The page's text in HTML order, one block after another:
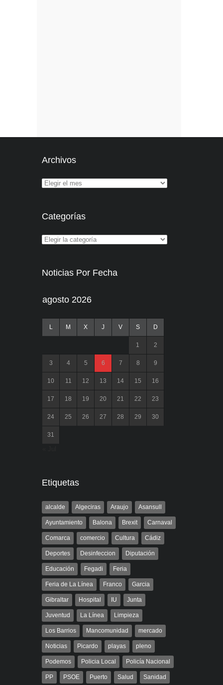
Archivos
Categorías
Noticias Por Fecha
agosto 2026
L M X J V S D
1 2
3 4 5 6 7 8 9
10 11 12 13 14 15 16
17 18 19 20 21 22 23
24 25 26 27 28 29 30
31
Etiquetas
alcalde Algeciras Araujo Asansull
Ayuntamiento Balona Brexit Carnaval
Comarca comercio Cultura Cádiz
Deportes Desinfeccion Diputación
Educación Fegadi Feria
Feria de La Línea Franco Garcia
Gibraltar Hospital IU Junta
Juventud La Línea Limpieza
Los Barrios Mancomunidad mercado
Noticias Picardo playas pleno
Podemos Policia Local Policía Nacional
PP PSOE Puerto Salud Sanidad